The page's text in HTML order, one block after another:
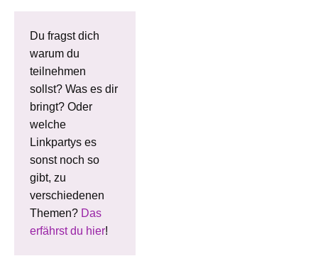
Du fragst dich
warum du
teilnehmen
sollst? Was es dir
bringt? Oder
welche
Linkpartys es
sonst noch so
gibt, zu
verschiedenen
Themen? Das
erfährst du hier!